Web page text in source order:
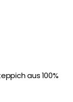
aus 100%